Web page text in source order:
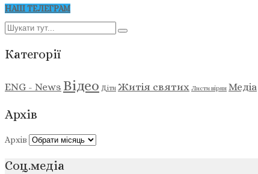
НАШ ТЕЛЕГРАМ
Категорії
ENG - News Відео Діти Житія святих Листи вірян Медіа
Архів
Архів
Соц.медіа